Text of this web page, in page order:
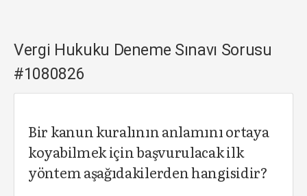
Vergi Hukuku Deneme Sınavı Sorusu
#1080826
Bir kanun kuralının anlamını ortaya
koyabilmek için başvurulacak ilk
yöntem aşağıdakilerden hangisidir?